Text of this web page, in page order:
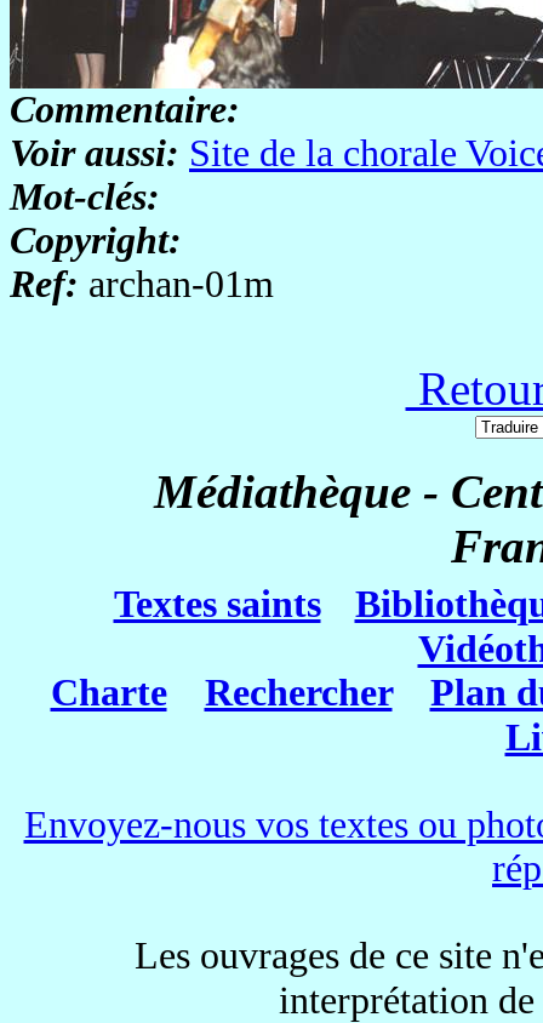
Commentaire:
Voir aussi: Site de la chorale
Mot-clés:
Copyright:
Ref: archan-01m
Médiathèque -
Textes saints
Charte
Rechercher
Plan
Envoyez-nous vos textes ou
Les ouvrages de ce site
interprétation